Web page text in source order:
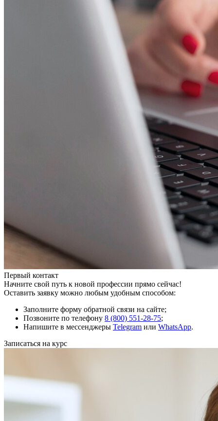
Первый контакт
Начните свой путь к новой профессии прямо сейчас!
Оставить заявку можно любым удобным способом:
Заполните форму обратной связи на сайте;
Позвоните по телефону 8 (800) 551-28-75;
Напишите в мессенджеры Telegram или WhatsApp.
Записаться на курс